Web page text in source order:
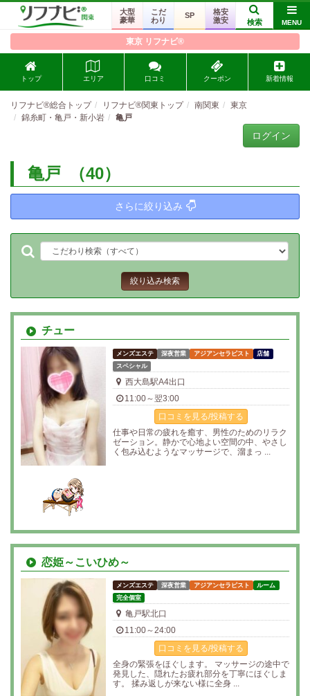
大型
豪華
こだ
わり
SP
格安
激安
検索 MENU
東京 リフナビ®
トップ エリア 口コミ クーポン 新着情報
リフナビ®総合トップ リフナビ®関東トップ 南関東
東京
錦糸町・亀戸・新小岩
亀戸
ログイン
亀戸 （40）
さらに絞り込み
絞り込み検索
チュー
メンズエステ 深夜営業 アジアンセラピスト
店舗
スペシャル
西大島駅A4出口
11:00～翌3:00
口コミを見る/投稿する
仕事や日常の疲れを癒す、男性のためのリラク
ゼーション。静かで心地よい空間の中、やさし
く包み込むようなマッサージで、溜まっ ...
恋姫～こいひめ～
メンズエステ 深夜営業 アジアンセラピスト
ルーム
完全個室
亀戸駅北口
11:00～24:00
口コミを見る/投稿する
全身の緊張をほぐします。 マッサージの途中で
発見した、隠れたお疲れ部分を丁寧にほぐしま
す。 揉み返しが来ない様に全身 ...